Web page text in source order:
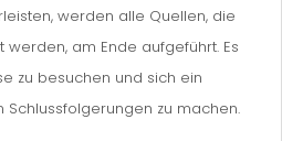
werden alle Quellen, die
am Ende aufgeführt. Es
zu besuchen und sich ein
zu machen.